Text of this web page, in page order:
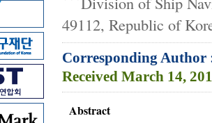
49112, Republic of
Corresponding
Received March 14,
Abstract